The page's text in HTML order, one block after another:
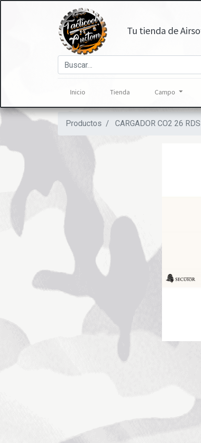
Tu tienda de
Inicio Tienda Campo
Productos CARGADOR CO2 26